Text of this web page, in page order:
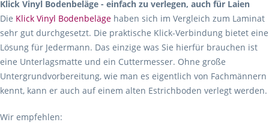
Klick Vinyl Bodenbeläge - einfach zu verlegen, auch für Laien
Die Klick Vinyl Bodenbeläge haben sich im Vergleich zum Laminat
sehr gut durchgesetzt. Die praktische Klick-Verbindung bietet eine
Lösung für Jedermann. Das einzige was Sie hierfür brauchen ist
eine Unterlagsmatte und ein Cuttermesser. Ohne große
Untergrundvorbereitung, wie man es eigentlich von Fachmännern
kennt, kann er auch auf einem alten Estrichboden verlegt werden.
Wir empfehlen: